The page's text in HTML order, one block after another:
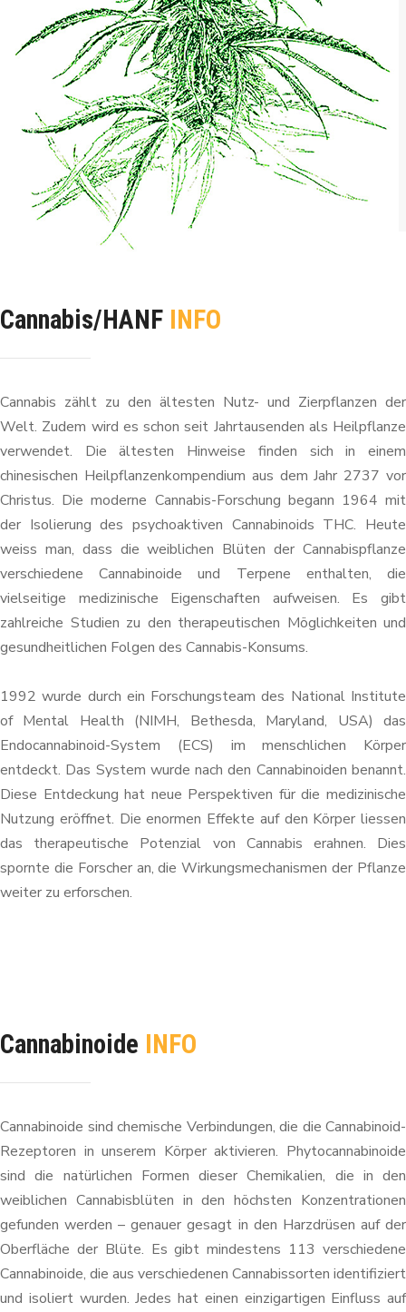
Cannabis/HANF INFO
Cannabis zählt zu den ältesten Nutz- und Zierpflanzen der
Welt. Zudem wird es schon seit Jahrtausenden als Heilpflanze
verwendet. Die ältesten Hinweise finden sich in einem
chinesischen Heilpflanzenkompendium aus dem Jahr 2737 vor
Christus. Die moderne Cannabis-Forschung begann 1964 mit
der Isolierung des psychoaktiven Cannabinoids THC. Heute
weiss man, dass die weiblichen Blüten der Cannabispflanze
verschiedene Cannabinoide und Terpene enthalten, die
vielseitige medizinische Eigenschaften aufweisen. Es gibt
zahlreiche Studien zu den therapeutischen Möglichkeiten und
gesundheitlichen Folgen des Cannabis-Konsums.
1992 wurde durch ein Forschungsteam des National Institute
of Mental Health (NIMH, Bethesda, Maryland, USA) das
Endocannabinoid-System (ECS) im menschlichen Körper
entdeckt. Das System wurde nach den Cannabinoiden benannt.
Diese Entdeckung hat neue Perspektiven für die medizinische
Nutzung eröffnet. Die enormen Effekte auf den Körper liessen
das therapeutische Potenzial von Cannabis erahnen. Dies
spornte die Forscher an, die Wirkungsmechanismen der Pflanze
weiter zu erforschen.
Cannabinoide INFO
Cannabinoide sind chemische Verbindungen, die die Cannabinoid-
Rezeptoren in unserem Körper aktivieren. Phytocannabinoide
sind die natürlichen Formen dieser Chemikalien, die in den
weiblichen Cannabisblüten in den höchsten Konzentrationen
gefunden werden – genauer gesagt in den Harzdrüsen auf der
Oberfläche der Blüte. Es gibt mindestens 113 verschiedene
Cannabinoide, die aus verschiedenen Cannabissorten identifiziert
und isoliert wurden. Jedes hat einen einzigartigen Einfluss auf